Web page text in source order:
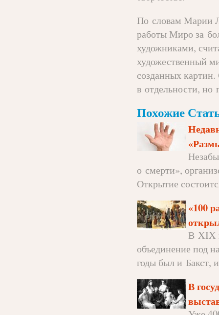
По словам Марии
работы Миро за
художниками,
художественный
созданных
в отдельности, но
Похожие
о смерти»,
Открытие
«100
В XIX
объединение под
годы был и Бакст,
В